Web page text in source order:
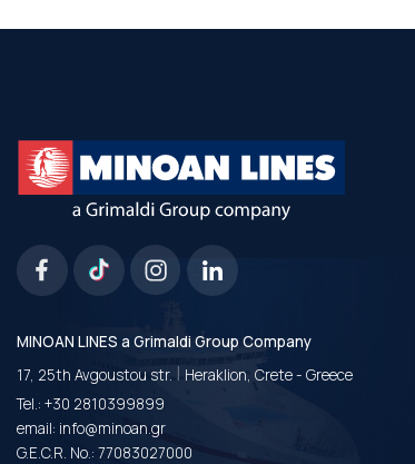
MINOAN LINES a Grimaldi Group Company
17, 25th Avgoustou str. | Heraklion, Crete - Greece
Tel.: +30 2810399899
email: info@minoan.gr
G.E.C.R. No.: 77083027000